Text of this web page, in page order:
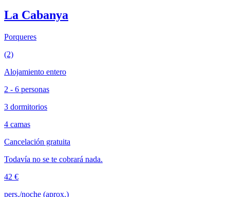
La Cabanya
Porqueres
(2)
Alojamiento entero
2 - 6 personas
3 dormitorios
4 camas
Cancelación gratuita
Todavía no se te cobrará nada.
42 €
pers./noche (aprox.)